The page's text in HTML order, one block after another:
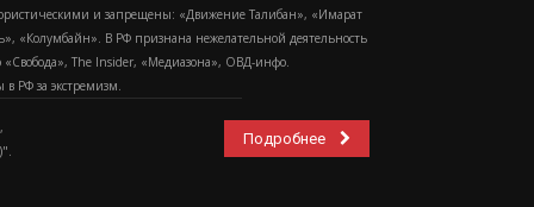
и запрещены: «Движение Талибан», «Имарат
«Колумбайн». В РФ признана нежелательной деятельность
The Insider, «Медиазона», ОВД-инфо.
РФ за экстремизм.
Подробнее